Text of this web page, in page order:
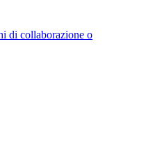
di collaborazione o